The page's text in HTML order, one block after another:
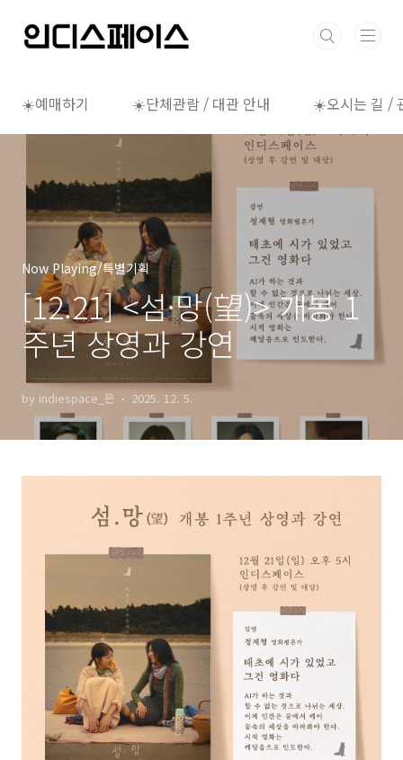
☀️예매하기 ☀️단체관람 / 대관 안내 ☀️오시는 길 /
Now Playing/특별기획
[12.21] <섬·망(望)> 개봉 1
주년 상영과 강연
by indiespace_은 2025. 12. 5.